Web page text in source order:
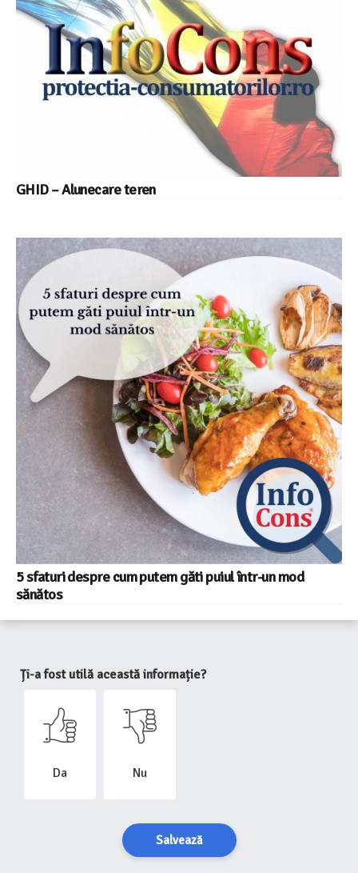
GHID – Alunecare teren
5 sfaturi despre cum putem găti puiul într-un mod
sănătos
Ți-a fost utilă această informație?
Da Nu
Salvează